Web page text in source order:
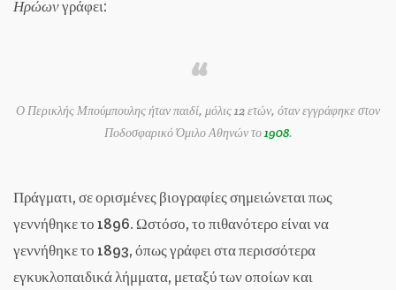
Ηρώωνγράφει:
Ο Περικλής Μπούμπουλης ήταν παιδί, μόλις 12 ετών, όταν εγγράφηκε στον
Ποδοσφαρικό Όμιλο Αθηνών το1908.
Πράγματι, σε ορισμένες βιογραφίες σημειώνεται πως
γεννήθηκε το 1896. Ωστόσο, το πιθανότερο είναι να
γεννήθηκε το 1893, όπως γράφει στα περισσότερα
εγκυκλοπαιδικά λήμματα, μεταξύ των οποίων και